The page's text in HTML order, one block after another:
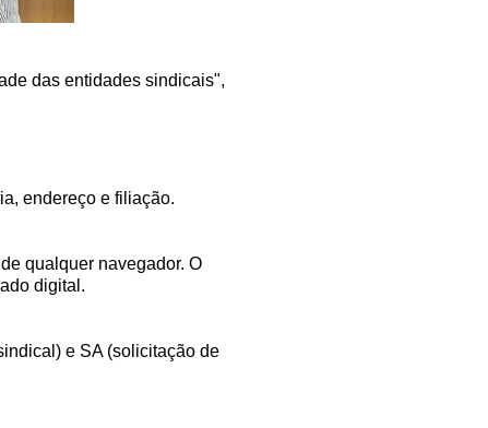
das entidades sindicais",
endereço e filiação.
qualquer navegador. O
digital.
e SA (solicitação de